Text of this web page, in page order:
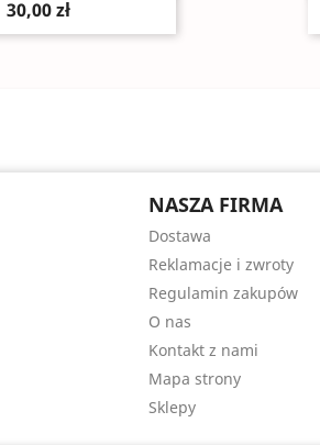
30,00 zł
NASZA FIRMA
Dostawa
Reklamacje i zwroty
Regulamin zakupów
O nas
Kontakt z nami
Mapa strony
Sklepy